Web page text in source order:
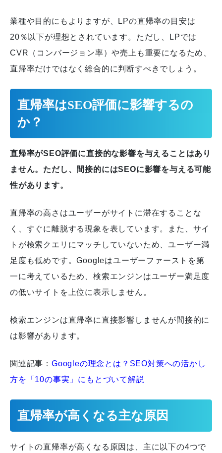
業種や目的にもよりますが、LPの直帰率の目安は
20％以下が理想とされています。ただし、LPでは
CVR（コンバージョン率）や売上も重要になるため、
直帰率だけではなく総合的に判断すべきでしょう。
直帰率はSEO評価に影響するの
か？
直帰率がSEO評価に直接的な影響を与えることはあり
ません。ただし、間接的にはSEOに影響を与える可能
性があります。
直帰率の高さはユーザーがサイトに滞在することな
く、すぐに離脱する現象を表しています。また、サイ
トが検索クエリにマッチしていないため、ユーザー満
足度も低めです。Googleはユーザーファーストを第
一に考えているため、検索エンジンはユーザー満足度
の低いサイトを上位に表示しません。
検索エンジンは直帰率に直接影響しませんが間接的に
は影響があります。
関連記事： Googleの理念とは？SEO対策への活かし
方を「10の事実」にもとづいて解説
直帰率が高くなる主な原因
サイトの直帰率が高くなる原因は、主に以下の4つで